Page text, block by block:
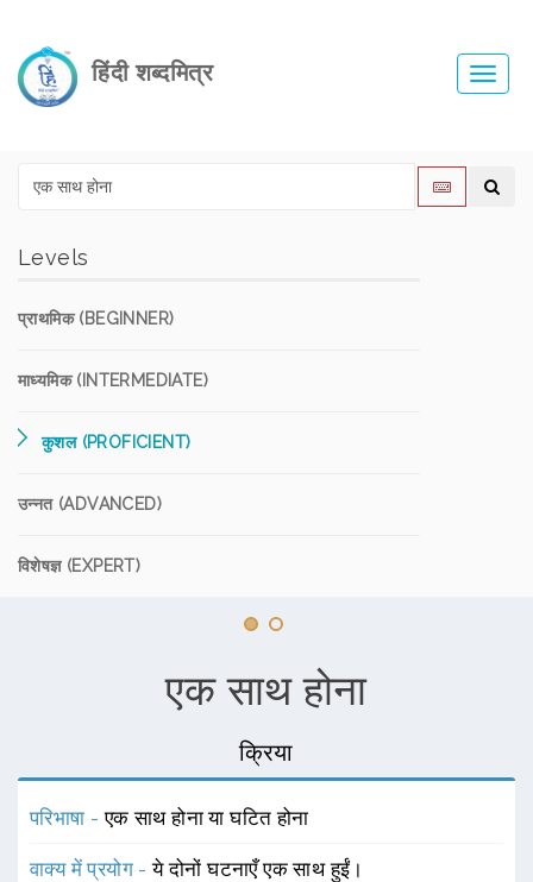
हिंदी शब्दमित्र
Levels
प्राथमिक (BEGINNER)
माध्यमिक (INTERMEDIATE)
कुशल (PROFICIENT)
उन्नत (ADVANCED)
विशेषज्ञ (EXPERT)
एक साथ होना
क्रिया
परिभाषा -एक साथ होना या घटित होना
वाक्य में प्रयोग -ये दोनों घटनाएँ एक साथ हुईं।